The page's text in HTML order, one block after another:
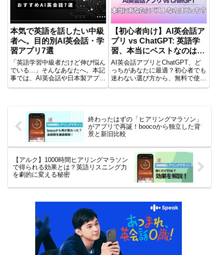
本気で英語を話したい中級
者へ。目的別AI英会話・学
習アプリ7選
「英語学習中級者だけど伸び悩ん
でいる...」そんなあなたへ。本記
事では、AI英会話や日本製アプリ
など、中級者の壁を打破するおす
悩みを解決し、次のレベルに進む
ための最適なアプリが見つかりま
す。
【初心者向け】AI英会話ア
プリ vs ChatGPT: 英語学
習、本当にベストなのはど
っち？
AI英会話アプリとChatGPT、ど
っちがあなたに最適？初心者でも
迷わない選び方から、無料で使え
るChatGPT活用術、おすすめア
習法を見つけて、効率的に英語力
を伸ばしましょう！
終わったはずの「ヒアリングマラソン」
がアプリで再誕！boocoから独立した背
景と新旧比較
【アルク】1000時間ヒアリングマラソン
で得られる効果とは？英語リスニング力
を劇的に変える秘密